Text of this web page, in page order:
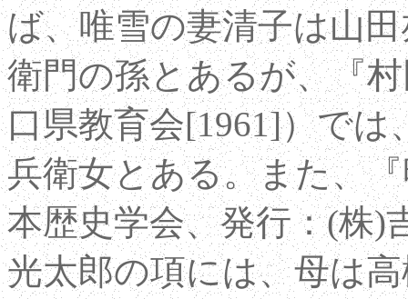
ば、唯雪の妻清子は山
衛門の孫とあるが、『
口県教育会[1961]）で
兵衛女とある。また、
本歴史学会、発行：(株)
光太郎の項には、母は